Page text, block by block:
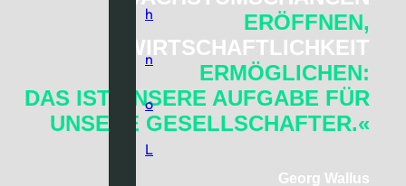
h
n
o
L
ERÖFFNEN,
WIRTSCHAFTLICHKEIT
ERMÖGLICHEN:
DAS IST UNSERE AUFGABE FÜR
UNSERE GESELLSCHAFTER.«
Georg Wallus